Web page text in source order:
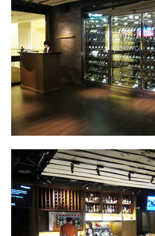
書房集
日記簿
餐桌週記
享樂隨手拍
照相簿
影音區
創意出版服務
歷史區
關於Yilan
個人著作